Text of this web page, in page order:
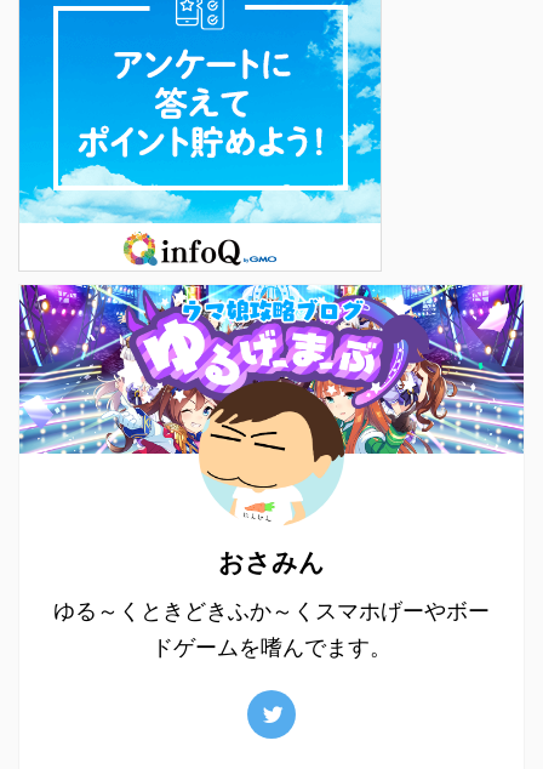
おさみん
ゆる～くときどきふか～くスマホげーやボー
ドゲームを嗜んでます。